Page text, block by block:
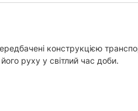
конструкцією
руху у світлий час доби.